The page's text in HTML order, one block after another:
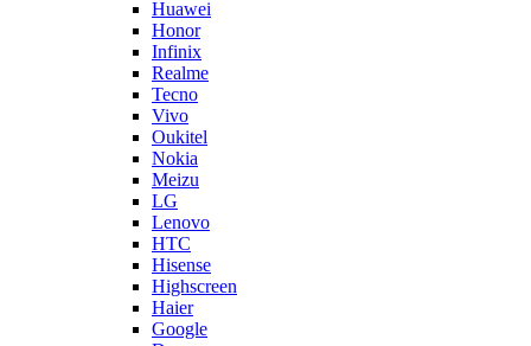
Huawei
Honor
Infinix
Realme
Tecno
Vivo
Oukitel
Nokia
Meizu
LG
Lenovo
HTC
Hisense
Highscreen
Haier
Google